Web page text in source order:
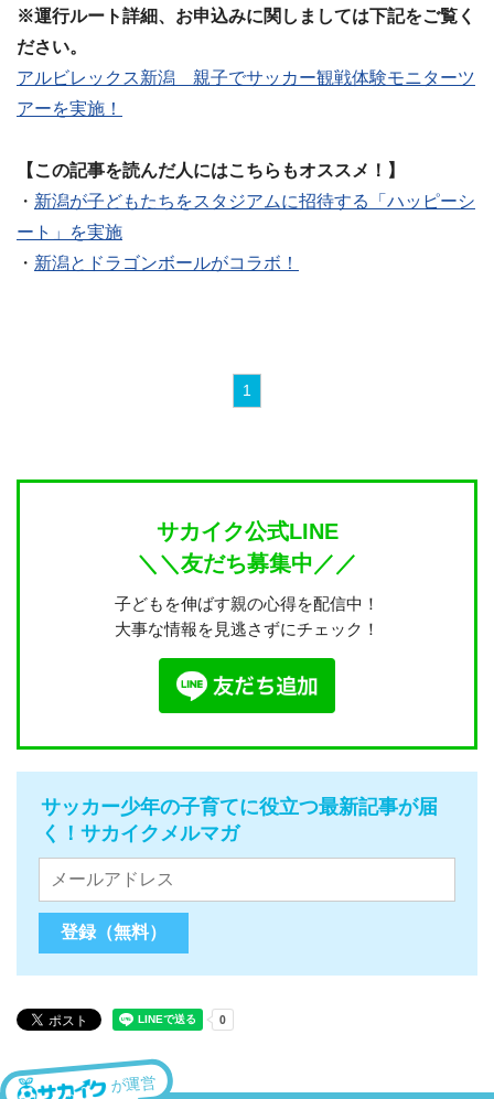
※運行ルート詳細、お申込みに関しましては下記をご覧く
ださい。
アルビレックス新潟 親子でサッカー観戦体験モニターツ
アーを実施！
【この記事を読んだ人にはこちらもオススメ！】
・ 新潟が子どもたちをスタジアムに招待する「ハッピーシ
ート」を実施
・ 新潟とドラゴンボールがコラボ！
1
サカイク公式LINE
＼＼友だち募集中／／
子どもを伸ばす親の心得を配信中！
大事な情報を見逃さずにチェック！
サッカー少年の子育てに役立つ最新記事が届
く！サカイクメルマガ
が運営